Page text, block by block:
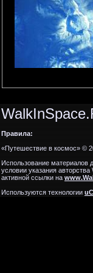
Правила:
«Путешествие в космос» ©
Использование материалов
условии указания
активной ссылки на
Используются технологии